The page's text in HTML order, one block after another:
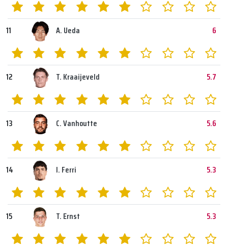
11 A. Ueda 6
12 T. Kraaijeveld 5.7
13 C. Vanhoutte 5.6
14 I. Ferri 5.3
15 T. Ernst 5.3